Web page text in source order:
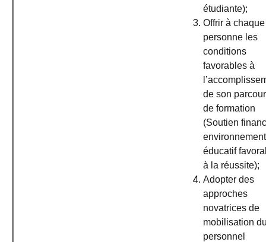
étudiante);
Offrir à chaque
personne les
conditions
favorables à
de son
de formation
(Soutien
environnement
éducatif
à la réussite);
Adopter des
approches
novatrices de
mobilisation
personnel